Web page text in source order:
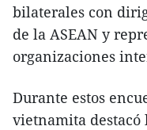
bilaterales con
de la ASEAN y
organizaciones
Durante estos
vietnamita